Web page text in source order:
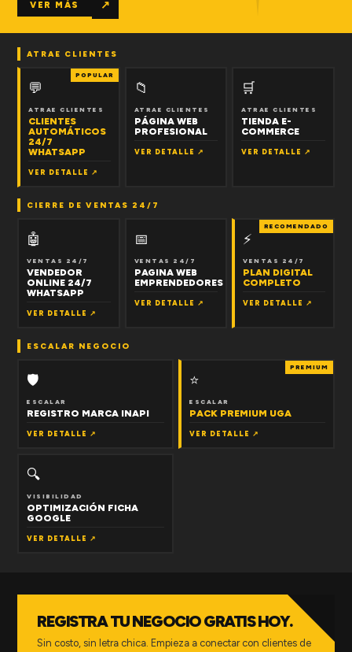
VER MÁS ↗
ATRAE CLIENTES
POPULAR
💬
ATRAE CLIENTES
CLIENTES
AUTOMÁTICOS
24/7
WHATSAPP
VER DETALLE ↗
📁
ATRAE CLIENTES
PÁGINA WEB
PROFESIONAL
VER DETALLE ↗
🛒
ATRAE CLIENTES
TIENDA E-
COMMERCE
VER DETALLE ↗
CIERRE DE VENTAS 24/7
🤖
VENTAS 24/7
VENDEDOR
ONLINE 24/7
WHATSAPP
VER DETALLE ↗
📅
VENTAS 24/7
PAGINA WEB
EMPRENDEDORES
VER DETALLE ↗
RECOMENDADO
⚡
VENTAS 24/7
PLAN DIGITAL
COMPLETO
VER DETALLE ↗
ESCALAR NEGOCIO
🛡
ESCALAR
REGISTRO MARCA INAPI
VER DETALLE ↗
PREMIUM
⭐
ESCALAR
PACK PREMIUM UGA
VER DETALLE ↗
🔍
VISIBILIDAD
OPTIMIZACIÓN FICHA
GOOGLE
VER DETALLE ↗
REGISTRA TU NEGOCIO GRATIS HOY.
Sin costo, sin letra chica. Empieza a conectar con clientes de